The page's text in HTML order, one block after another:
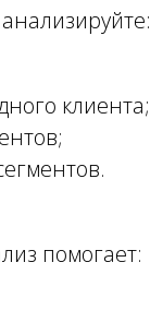
клиента;
помогает: